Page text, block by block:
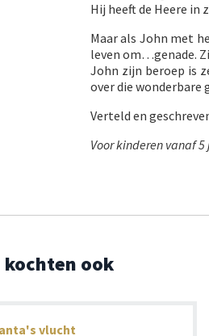
Hij heeft de Heere in
Maar als John met
leven om…genade.
John zijn beroep is
over die wonderbare
Verteld en
Voor kinderen vanaf
ook
vlucht